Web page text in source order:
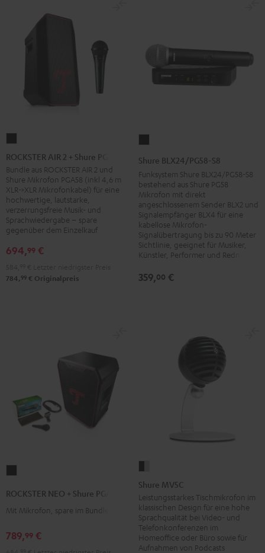
AIR
2
+
Shure
PGA58
Schwarz
ROCKSTER AIR 2 + Shure PGA58
Bundle aus ROCKSTER AIR 2 und
Shure Mikrofon PGA58 (inkl 4,6 m
XLR->XLR Mikrofonkabel) für eine
hochwertige, lautstarke,
verzerrungsfreie Musik- und
Sprachwiedergabe – spare
gegenüber dem Einzelkauf
694,99 €
784, 99 € Originalpreis
BLX24/PG58-
S8
Schwarz
Shure BLX24/PG58-S8
Funksystem Shure BLX24/PG58-S8
bestehend aus Shure PG58
Mikrofon mit direkt
angeschlossenem Sender BLX2 und
Signalempfänger BLX4 für eine
kabellose Mikrofon-
Signalübertragung bis zu 90 Meter
Sichtlinie, geeignet für Musiker,
Künstler, Performer und Redner
359,00 €
+
Shure
Schwarz
ROCKSTER NEO + Shure PGA58
Mit Mikrofon, spare im Bundle
789,99 €
MV5C
Schwarz
/
Silber
Shure MV5C
Leistungsstarkes Tischmikrofon im
klassischen Design für eine hohe
Sprachqualität bei Video- und
Telefonkonferenzen im
Homeoffice oder Büro sowie für
Aufnahmen von Podcasts